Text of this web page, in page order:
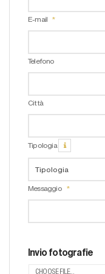
E-mail
Telefono
Città
Tipologia
Messaggio
Invio fotografie
CHOOSE FILE...